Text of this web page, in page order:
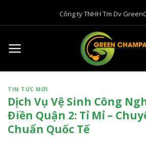
Công ty TNHH Tm Dv
TIN TỨC MỚI
Dịch Vụ Vệ Sinh Công
Điền Quận 2: Tỉ Mỉ –
Chuẩn Quốc Tế